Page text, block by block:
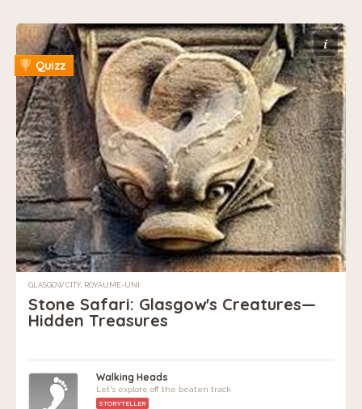
i
Quizz
GLASGOW CITY, ROYAUME-UNI
Stone Safari: Glasgow's Creatures—
Hidden Treasures
Walking Heads
Let's explore off the beaten track
STORYTELLER